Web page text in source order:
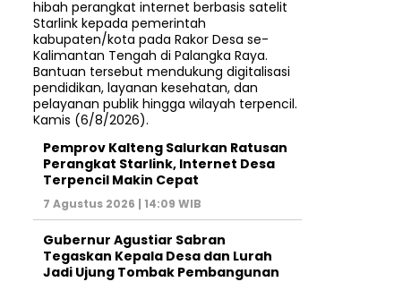
Pemprov Kalteng Salurkan Ratusan
Perangkat Starlink, Internet Desa
Terpencil Makin Cepat
7 Agustus 2026 | 14:09 WIB
Gubernur Agustiar Sabran
Tegaskan Kepala Desa dan Lurah
Jadi Ujung Tombak Pembangunan